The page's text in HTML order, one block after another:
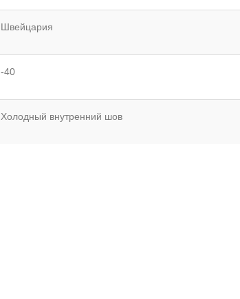
Швейцария
-40
Холодный внутренний шов